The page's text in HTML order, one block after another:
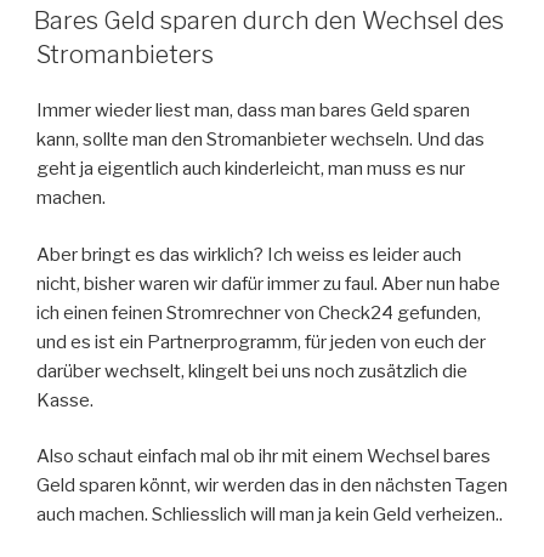
AM
Bares Geld sparen durch den Wechsel des
Stromanbieters
Immer wieder liest man, dass man bares Geld sparen
kann, sollte man den Stromanbieter wechseln. Und das
geht ja eigentlich auch kinderleicht, man muss es nur
machen.
Aber bringt es das wirklich? Ich weiss es leider auch
nicht, bisher waren wir dafür immer zu faul. Aber nun habe
ich einen feinen Stromrechner von Check24 gefunden,
und es ist ein Partnerprogramm, für jeden von euch der
darüber wechselt, klingelt bei uns noch zusätzlich die
Kasse.
Also schaut einfach mal ob ihr mit einem Wechsel bares
Geld sparen könnt, wir werden das in den nächsten Tagen
auch machen. Schliesslich will man ja kein Geld verheizen..